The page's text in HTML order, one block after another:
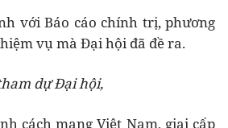
với Báo cáo chính trị, phương
vụ mà Đại hội đã đề ra.
dự Đại hội,
cách mạng Việt Nam, giai cấp